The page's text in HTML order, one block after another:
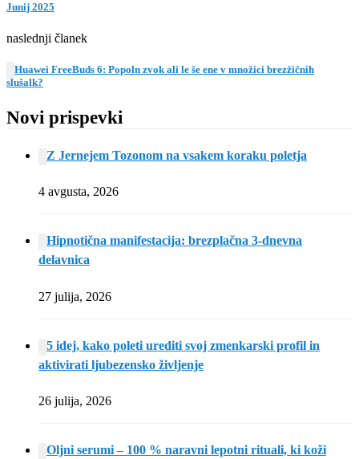
Junij 2025
naslednji članek
Huawei FreeBuds 6: Popoln zvok ali le še ene v množici brezžičnih
slušalk?
Novi prispevki
Z Jernejem Tozonom na vsakem koraku poletja
4 avgusta, 2026
Hipnotična manifestacija: brezplačna 3-dnevna
delavnica
27 julija, 2026
5 idej, kako poleti urediti svoj zmenkarski profil in
aktivirati ljubezensko življenje
26 julija, 2026
Oljni serumi – 100 % naravni lepotni rituali, ki koži